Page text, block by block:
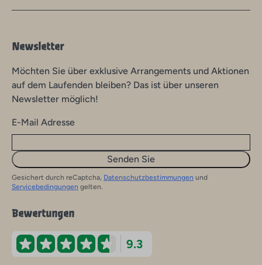
Newsletter
Möchten Sie über exklusive Arrangements und Aktionen
auf dem Laufenden bleiben? Das ist über unseren
Newsletter möglich!
E-Mail Adresse
Senden Sie
Gesichert durch reCaptcha, Datenschutzbestimmungen und
Servicebedingungen gelten.
Bewertungen
9.3